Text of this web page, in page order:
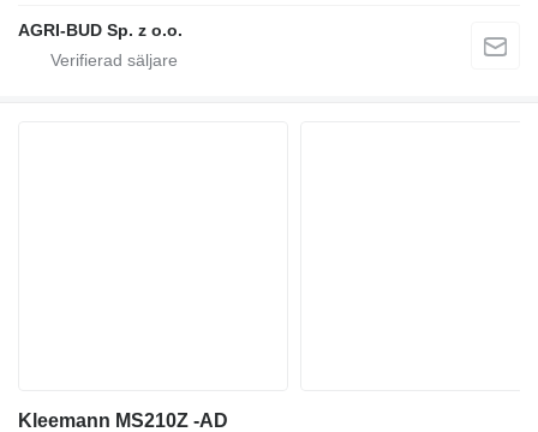
AGRI-BUD Sp. z o.o.
Kleemann MS210Z -AD